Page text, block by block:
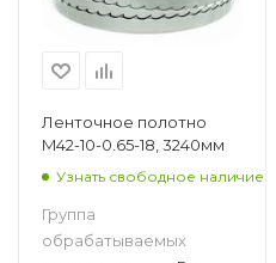
Ленточное полотно
M42-10-0.65-18, 3240мм
Узнать свободное наличие
Группа
обрабатываемых